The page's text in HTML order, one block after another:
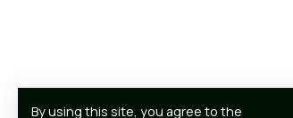
By using this site, you agree to the